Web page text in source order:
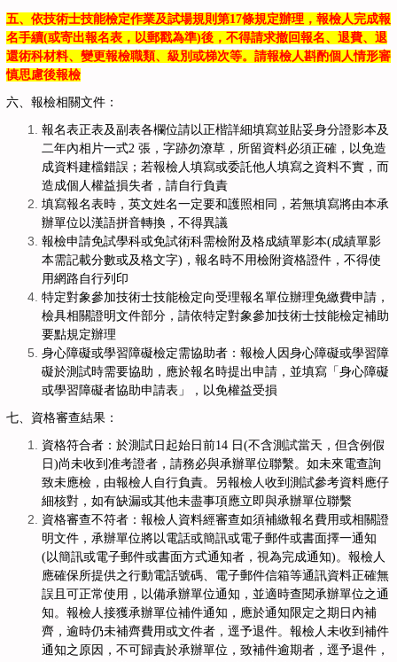
五、 依技術士技能檢定作業及試場規則第17條規定辦理，報檢人完成報
名手續(或寄出報名表，以郵戳為準)後，不得請求撤回報名、退費、退
還術科材料、變更報檢職類、級別或梯次等。請報檢人斟酌個人情形審
慎思慮後報檢
六、報檢相關文件：
報名表正表及副表各欄位請以正楷詳細填寫並貼妥身分證影本及
二年內相片一式2 張，字跡勿潦草，所留資料必須正確，以免造
成資料建檔錯誤；若報檢人填寫或委託他人填寫之資料不實，而
造成個人權益損失者，請自行負責
填寫報名表時，英文姓名一定要和護照相同，若無填寫將由本承
辦單位以漢語拼音轉換，不得異議
報檢申請免試學科或免試術科需檢附及格成績單影本(成績單影
本需記載分數或及格文字)，報名時不用檢附資格證件，不得使
用網路自行列印
特定對象參加技術士技能檢定向受理報名單位辦理免繳費申請，
檢具相關證明文件部分，請依特定對象參加技術士技能檢定補助
要點規定辦理
身心障礙或學習障礙檢定需協助者：報檢人因身心障礙或學習障
礙於測試時需要協助，應於報名時提出申請，並填寫「身心障礙
或學習障礙者協助申請表」，以免權益受損
七、資格審查結果：
資格符合者：於測試日起始日前14 日(不含測試當天，但含例假
日)尚未收到准考證者，請務必與承辦單位聯繫。如未來電查詢
致未應檢，由報檢人自行負責。另報檢人收到測試參考資料應仔
細核對，如有缺漏或其他未盡事項應立即與承辦單位聯繫
資格審查不符者：報檢人資料經審查如須補繳報名費用或相關證
明文件，承辦單位將以電話或簡訊或電子郵件或書面擇一通知
(以簡訊或電子郵件或書面方式通知者，視為完成通知)。報檢人
應確保所提供之行動電話號碼、電子郵件信箱等通訊資料正確無
誤且可正常使用，以備承辦單位通知，並適時查閱承辦單位之通
知。報檢人接獲承辦單位補件通知，應於通知限定之期日內補
齊，逾時仍未補齊費用或文件者，逕予退件。報檢人未收到補件
通知之原因，不可歸責於承辦單位，致補件逾期者，逕予退件，